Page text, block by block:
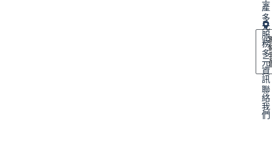
產
多
元
服
務
多
元
資
訊
聯
絡
我
們